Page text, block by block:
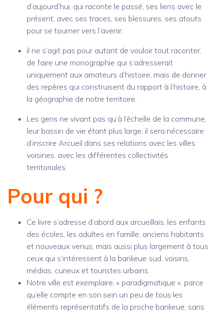
d’aujourd’hui, qui raconte le passé, ses liens avec le
présent, avec ses traces, ses blessures, ses atouts
pour se tourner vers l’avenir.
il ne s’agit pas pour autant de vouloir tout raconter,
de faire une monographie qui s’adresserait
uniquement aux amateurs d’histoire, mais de donner
des repères qui construisent du rapport à l’histoire, à
la géographie de notre territoire.
Les gens ne vivant pas qu’à l’échelle de la commune,
leur bassin de vie étant plus large, il sera nécessaire
d’inscrire Arcueil dans ses relations avec les villes
voisines, avec les différentes collectivités
territoriales.
Pour qui ?
Ce livre s’adresse d’abord aux arcueillais, les enfants
des écoles, les adultes en famille, anciens habitants
et nouveaux venus, mais aussi plus largement à tous
ceux qui s‘intéressent à la banlieue sud, voisins,
médias, curieux et touristes urbains.
Notre ville est exemplaire, « paradigmatique », parce
qu’elle compte en son sein un peu de tous les
éléments représentatifs de la proche banlieue, sans